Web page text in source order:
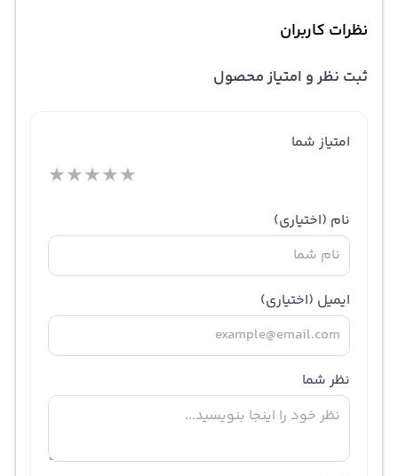
نظرات کاربران
ثبت نظر و امتیاز محصول
امتیاز شما
★★★★★
نام (اختیاری)
ایمیل (اختیاری)
نظر شما